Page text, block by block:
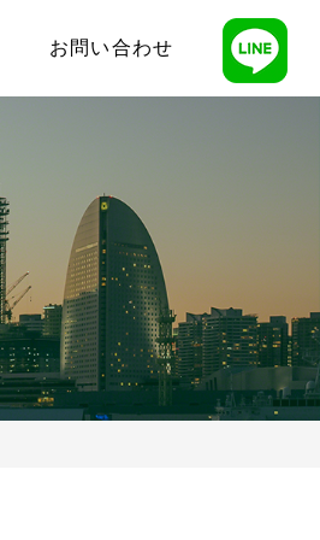
お問い合わせ